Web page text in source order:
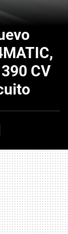
CV